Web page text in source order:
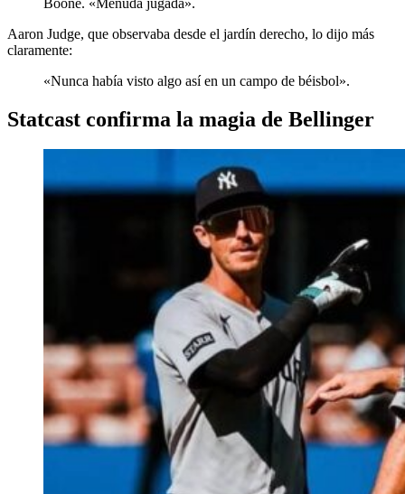
Aaron Judge, que observaba desde el jardín derecho, lo dijo más
claramente:
«Nunca había visto algo así en un campo de béisbol».
Statcast confirma la magia de Bellinger